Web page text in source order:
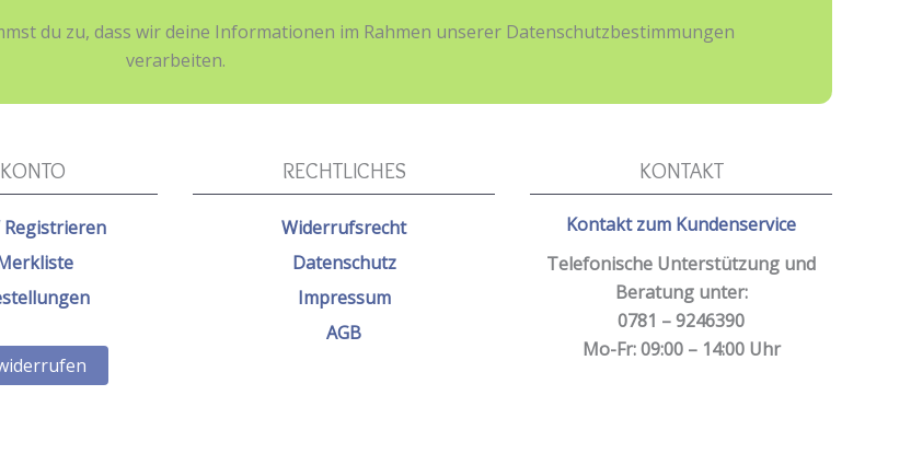
du zu, dass wir deine Informationen im Rahmen unserer Datenschutzbestimmungen
verarbeiten.
RECHTLICHES
Widerrufsrecht
Datenschutz
Impressum
AGB
KONTAKT
Kontakt zum Kundenservice
Telefonische Unterstützung und
Beratung unter:
0781 – 9246390
Mo-Fr: 09:00 – 14:00 Uhr